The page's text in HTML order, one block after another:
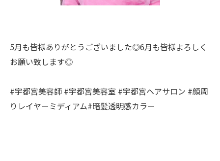
5月も皆様ありがとうございました◎6月も皆様よろしく
お願い致します◎
#宇都宮美容師 #宇都宮美容室 #宇都宮ヘアサロン #顔周
りレイヤーミディアム#暗髪透明感カラー